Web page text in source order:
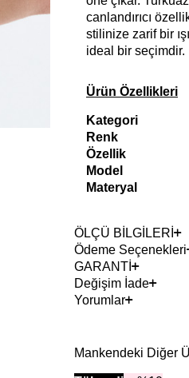
canlandırıcı
stilinize zarif bir
ideal bir seçimdir.
Ürün Özellikleri
Kategori
Renk
Özellik
Model
Materyal
ÖLÇÜ BİLGİLERİ
Ödeme Seçenekleri
GARANTİ
Değişim İade
Yorumlar
Mankendeki Diğer